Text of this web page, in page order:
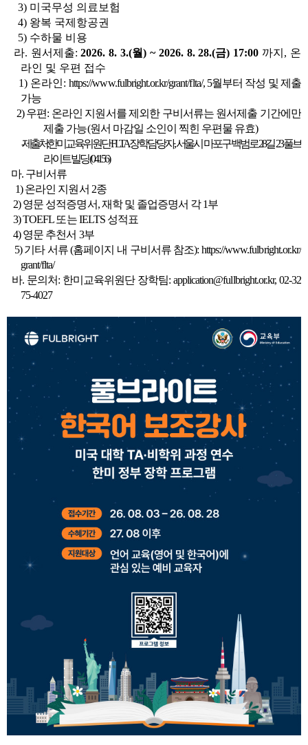
3) 미국무성 의료보험
4) 왕복 국제항공권
5) 수하물 비용
라. 원서제출: 2026. 8. 3.(월) ~ 2026. 8. 28.(금) 17:00 까지, 온
라인 및 우편 접수
1) 온라인:https://www.fulbright.or.kr/grant/flta/, 5월부터 작성 및 제출
가능
2) 우편: 온라인 지원서를 제외한 구비서류는 원서제출 기간에만
제출 가능(원서 마감일 소인이 찍힌 우편물 유효)
- 제출처:한미교육위원단 FLTA 장학담당자, 서울시 마포구 백범로 28길 23 풀브
라이트 빌딩 (04156)
마. 구비서류
1) 온라인 지원서 2종
2) 영문 성적증명서, 재학 및 졸업증명서 각 1부
3) TOEFL 또는 IELTS 성적표
4) 영문 추천서 3부
5) 기타 서류 (홈페이지 내 구비서류 참조): https://www.fulbright.or.kr/
grant/flta/
바. 문의처: 한미교육위원단 장학팀: application@fullbright.or.kr, 02-32
75-4027